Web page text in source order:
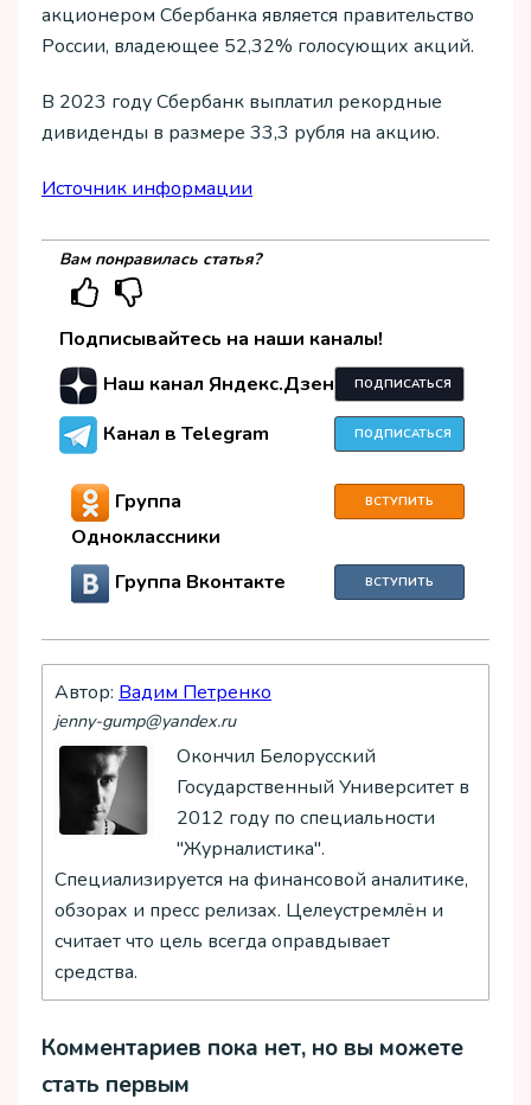
акционером Сбербанка является правительство
России, владеющее 52,32% голосующих акций.
В 2023 году Сбербанк выплатил рекордные
дивиденды в размере 33,3 рубля на акцию.
Источник информации
Вам понравилась статья?
Подписывайтесь на наши каналы!
Наш канал Яндекс.Дзен
ПОДПИСАТЬСЯ
Канал в Telegram ПОДПИСАТЬСЯ
Группа
Одноклассники
ВСТУПИТЬ
Группа Вконтакте ВСТУПИТЬ
Автор: Вадим Петренко
jenny-gump@yandex.ru
Окончил Белорусский
Государственный Университет в
2012 году по специальности
"Журналистика".
Специализируется на финансовой аналитике,
обзорах и пресс релизах. Целеустремлён и
считает что цель всегда оправдывает
средства.
Комментариев пока нет, но вы можете
стать первым